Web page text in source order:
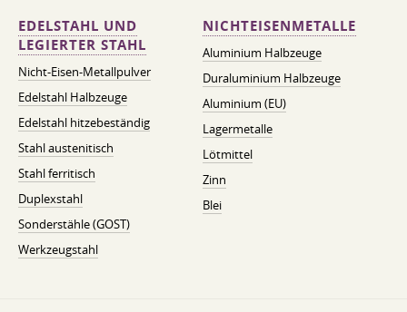
EDELSTAHL UND
LEGIERTER STAHL
Nicht-Eisen-Metallpulver
Edelstahl Halbzeuge
Edelstahl hitzebeständig
Stahl austenitisch
Stahl ferritisch
Duplexstahl
Sonderstähle (GOST)
Werkzeugstahl
NICHTEISENMETALLE
Aluminium Halbzeuge
Duraluminium Halbzeuge
Aluminium (EU)
Lagermetalle
Lötmittel
Zinn
Blei